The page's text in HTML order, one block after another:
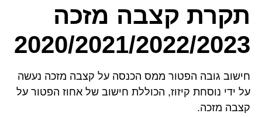
תקרת קצבה מזכה
2020/2021/2022/2023
חישוב גובה הפטור ממס הכנסה על קצבה מזכה נעשה
על ידי נוסחת קיזוז, הכוללת חישוב של אחוז הפטור על
קצבה מזכה.